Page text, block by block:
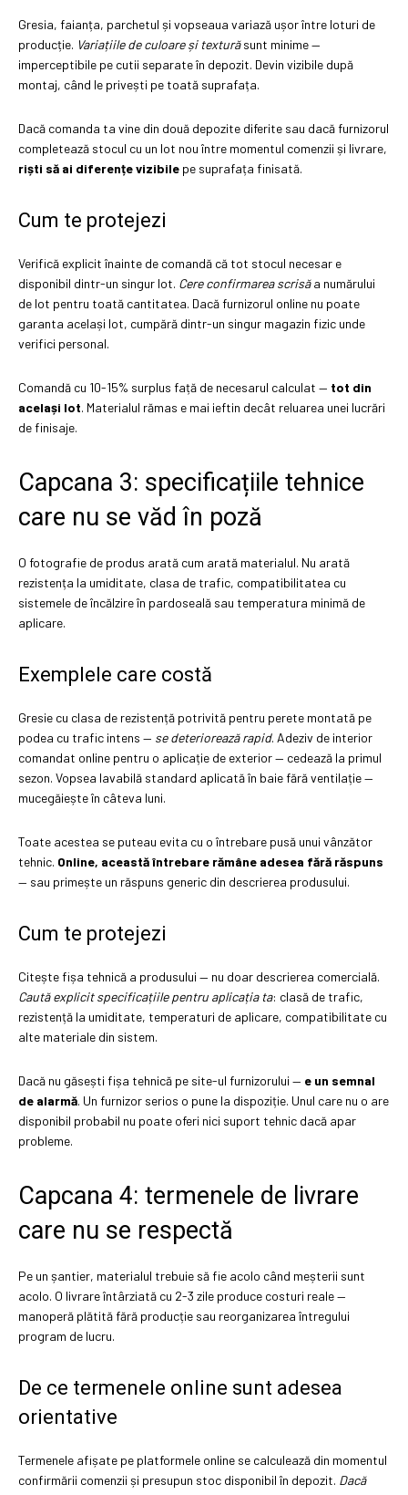
Gresia, faianța, parchetul și vopseaua variază ușor între loturi de
producție. Variațiile de culoare și texturăsunt minime —
imperceptibile pe cutii separate în depozit. Devin vizibile după
montaj, când le privești pe toată suprafața.
Dacă comanda ta vine din două depozite diferite sau dacă furnizorul
completează stocul cu un lot nou între momentul comenzii și livrare,
riști să ai diferențe vizibile pe suprafața finisată.
Cum te protejezi
Verifică explicit înainte de comandă că tot stocul necesar e
disponibil dintr-un singur lot. Cere confirmarea scrisăa numărului
de lot pentru toată cantitatea. Dacă furnizorul online nu poate
garanta același lot, cumpără dintr-un singur magazin fizic unde
verifici personal.
Comandă cu 10-15% surplus față de necesarul calculat — tot din
același lot. Materialul rămas e mai ieftin decât reluarea unei lucrări
de finisaje.
Capcana 3: specificațiile tehnice
care nu se văd în poză
O fotografie de produs arată cum arată materialul. Nu arată
rezistența la umiditate, clasa de trafic, compatibilitatea cu
sistemele de încălzire în pardoseală sau temperatura minimă de
aplicare.
Exemplele care costă
Gresie cu clasa de rezistență potrivită pentru perete montată pe
podea cu trafic intens — se deteriorează rapid. Adeziv de interior
comandat online pentru o aplicație de exterior — cedează la primul
sezon. Vopsea lavabilă standard aplicată în baie fără ventilație —
mucegăiește în câteva luni.
Toate acestea se puteau evita cu o întrebare pusă unui vânzător
tehnic. Online, această întrebare rămâne adesea fără răspuns
— sau primește un răspuns generic din descrierea produsului.
Cum te protejezi
Citește fișa tehnică a produsului — nu doar descrierea comercială.
Caută explicit specificațiile pentru aplicația ta: clasă de trafic,
rezistență la umiditate, temperaturi de aplicare, compatibilitate cu
alte materiale din sistem.
Dacă nu găsești fișa tehnică pe site-ul furnizorului — e un semnal
de alarmă. Un furnizor serios o pune la dispoziție. Unul care nu o are
disponibil probabil nu poate oferi nici suport tehnic dacă apar
probleme.
Capcana 4: termenele de livrare
care nu se respectă
Pe un șantier, materialul trebuie să fie acolo când meșterii sunt
acolo. O livrare întârziată cu 2-3 zile produce costuri reale —
manoperă plătită fără producție sau reorganizarea întregului
program de lucru.
De ce termenele online sunt adesea
orientative
Termenele afișate pe platformele online se calculează din momentul
confirmării comenzii și presupun stoc disponibil în depozit. Dacă